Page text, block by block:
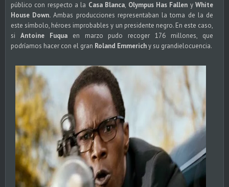
público con respecto a la Casa Blanca, Olympus Has Fallen yWhite
House Down. Ambas producciones representaban la toma de la de
este símbolo, héroes improbables y un presidente negro. En este caso,
si Antoine Fuquaen marzo pudo recoger 176 millones, que
podríamos hacer con el gran Roland Emmerichy su grandielocuencia.